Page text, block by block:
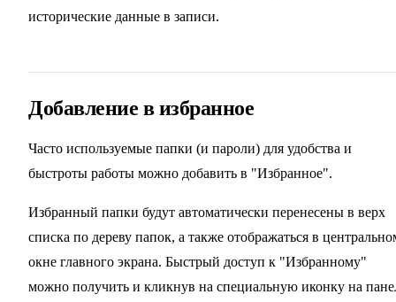
исторические данные в записи.
Добавление в избранное
Часто используемые папки (и пароли) для удобства и
быстроты работы можно добавить в "Избранное".
Избранный папки будут автоматически перенесены в верх
списка по дереву папок, а также отображаться в
окне главного экрана. Быстрый доступ к "Избранному"
можно получить и кликнув на специальную иконку на